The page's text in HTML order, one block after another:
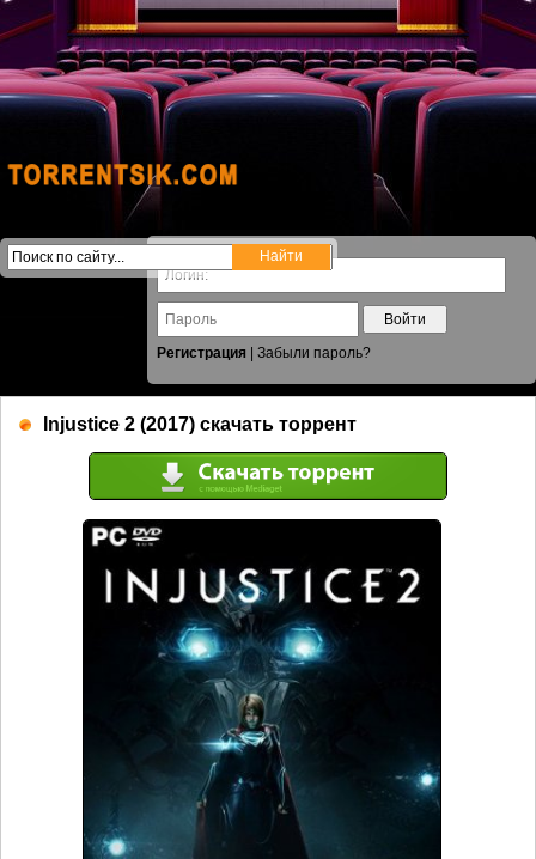
Войти
Регистрация
Забыли пароль?
Injustice 2 (2017) скачать торрент